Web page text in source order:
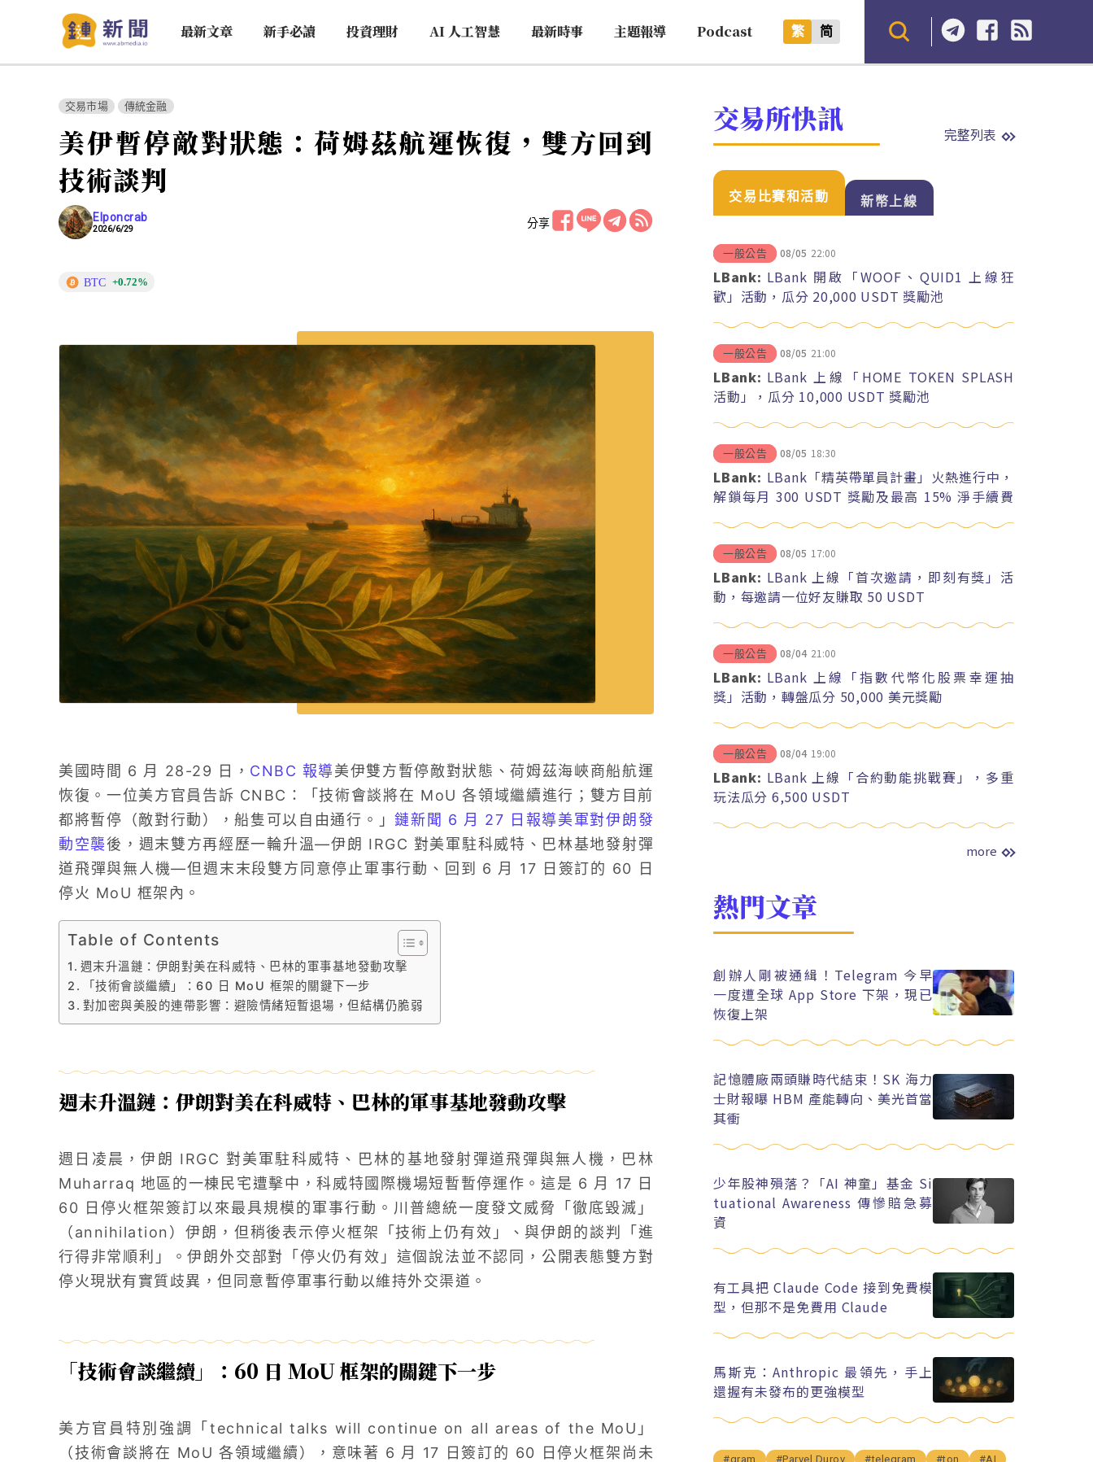
最新文章 新手必讀 投資理財 AI 人工智慧 最新時事 主題報導 Podcast 繁 简
交易市場 傳統金融
美伊暫停敵對狀態：荷姆茲航運恢復，雙方回到
技術談判
Elponcrab
2026/6/29 分享
BTC +0.72%
美國時間 6 月 28-29 日， CNBC 報導美伊雙方暫停敵對狀態、荷姆茲海峽商船航運
恢復。一位美方官員告訴 CNBC：「技術會談將在 MoU 各領域繼續進行；雙方目前
都將暫停（敵對行動），船隻可以自由通行。」鏈新聞 6 月 27 日報導美軍對伊朗發
動空襲後，週末雙方再經歷一輪升溫—伊朗 IRGC 對美軍駐科威特、巴林基地發射彈
道飛彈與無人機—但週末末段雙方同意停止軍事行動、回到 6 月 17 日簽訂的 60 日
停火 MoU 框架內。
Table of Contents
週末升溫鏈：伊朗對美在科威特、巴林的軍事基地發動攻擊
「技術會談繼續」：60 日 MoU 框架的關鍵下一步
對加密與美股的連帶影響：避險情緒短暫退場，但結構仍脆弱
週末升溫鏈：伊朗對美在科威特、巴林的軍事基地發動攻擊
週日凌晨，伊朗 IRGC 對美軍駐科威特、巴林的基地發射彈道飛彈與無人機，巴林
Muharraq 地區的一棟民宅遭擊中，科威特國際機場短暫暫停運作。這是 6 月 17 日
60 日停火框架簽訂以來最具規模的軍事行動。川普總統一度發文威脅「徹底毀滅」
（annihilation）伊朗，但稍後表示停火框架「技術上仍有效」、與伊朗的談判「進
行得非常順利」。伊朗外交部對「停火仍有效」這個說法並不認同，公開表態雙方對
停火現狀有實質歧異，但同意暫停軍事行動以維持外交渠道。
「技術會談繼續」：60 日 MoU 框架的關鍵下一步
美方官員特別強調「technical talks will continue on all areas of the MoU」
（技術會談將在 MoU 各領域繼續），意味著 6 月 17 日簽訂的 60 日停火框架尚未
交易所快訊 完整列表
交易比賽和活動 新幣上線
一般公告 08/05 22:00
LBank: LBank 開啟「WOOF、QUID1 上線狂
歡」活動，瓜分 20,000 USDT 獎勵池
一般公告 08/05 21:00
LBank: LBank 上線「HOME TOKEN SPLASH
活動」，瓜分 10,000 USDT 獎勵池
一般公告 08/05 18:30
LBank: LBank「精英帶單員計畫」火熱進行中，
解鎖每月 300 USDT 獎勵及最高 15% 淨手續費
一般公告 08/05 17:00
LBank: LBank 上線「首次邀請，即刻有獎」活
動，每邀請一位好友賺取 50 USDT
一般公告 08/04 21:00
LBank: LBank 上線「指數代幣化股票幸運抽
獎」活動，轉盤瓜分 50,000 美元獎勵
一般公告 08/04 19:00
LBank: LBank 上線「合約動能挑戰賽」，多重
玩法瓜分 6,500 USDT
more
熱門文章
創辦人剛被通緝！Telegram 今早
一度遭全球 App Store 下架，現已
恢復上架
記憶體廠兩頭賺時代結束！SK 海力
士財報曝 HBM 產能轉向、美光首當
其衝
少年股神殞落？「AI 神童」基金 Si
tuational Awareness 傳慘賠急募
資
有工具把 Claude Code 接到免費模
型，但那不是免費用 Claude
馬斯克：Anthropic 最領先，手上
還握有未發布的更強模型
#gram #Parvel Durov #telegram #ton
#AI